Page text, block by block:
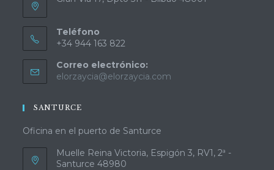
Teléfono
+34 944 163 822
Correo electrónico:
elorzaycia@elorzaycia.com
SANTURCE
Oficina en el puerto de Santurce
Muelle Reina Victoria, Espigón 3, RV1, 2ª -
Santurce 48980